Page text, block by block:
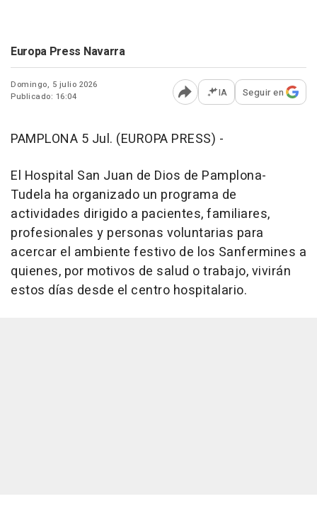
Europa Press Navarra
Domingo, 5 julio 2026
Publicado: 16:04
Abrir opciones para
IA Seguir en
PAMPLONA 5 Jul. (EUROPA PRESS) -
El Hospital San Juan de Dios de Pamplona-
Tudela ha organizado un programa de
actividades dirigido a pacientes, familiares,
profesionales y personas voluntarias para
acercar el ambiente festivo de los Sanfermines a
quienes, por motivos de salud o trabajo, vivirán
estos días desde el centro hospitalario.